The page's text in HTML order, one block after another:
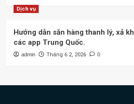
Dịch vụ
Hướng dẫn săn hàng thanh lý, xả
các app Trung Quốc.
admin Tháng 6 2, 2026 0